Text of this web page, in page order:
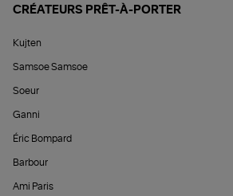
CRÉATEURS PRÊT-À-PORTER
Kujten
Samsoe Samsoe
Soeur
Ganni
Éric Bompard
Barbour
Ami Paris